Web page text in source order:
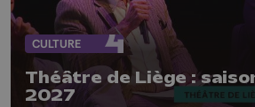
CULTURE
Théâtre de Liège :
2027